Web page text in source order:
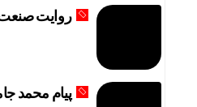
روایت صنعت
پیام محمد